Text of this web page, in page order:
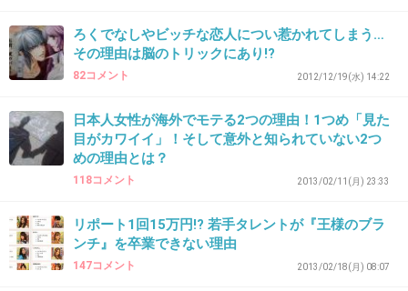
戸部洋子アナから男を略奪した件で怒った中野
美奈子が、平井を便所に呼び出しマン蹴りした
との噂ですｗ
ろくでなしやビッチな恋人につい惹かれてしまう…
その理由は脳のトリックにあり!?
82コメント 2012/12/19(水) 14:22
日本人女性が海外でモテる2つの理由！1つめ「見た
目がカワイイ」！そして意外と知られていない2つ
めの理由とは？
118コメント 2013/02/11(月) 23:33
リポート1回15万円!? 若手タレントが『王様のブラ
ンチ』を卒業できない理由
147コメント 2013/02/18(月) 08:07